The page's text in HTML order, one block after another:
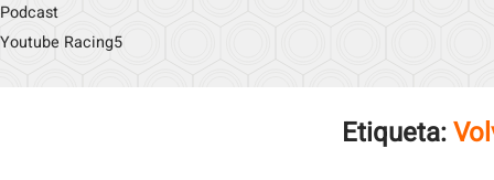
Podcast
Youtube Racing5
Etiqueta: